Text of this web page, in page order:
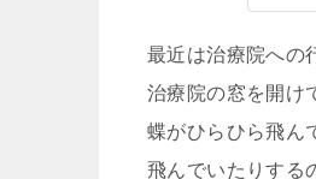
最近は治療院への
治療院の窓を開け
蝶がひらひら飛ん
飛んでいたりする